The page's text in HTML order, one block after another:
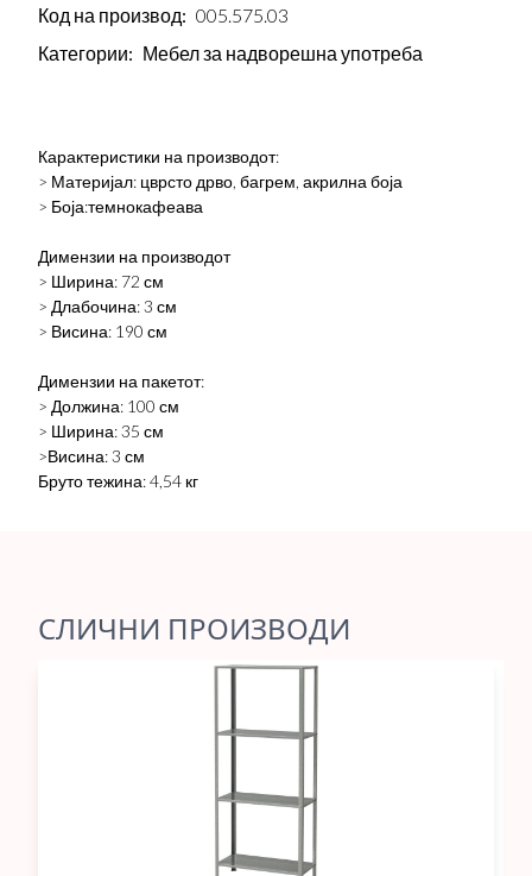
Код на производ: 005.575.03
Категории: Мебел за надворешна употреба
Карактеристики на производот:
> Материјал: цврсто дрво, багрем, акрилна боја
> Боја:темнокафеава
Димензии на производот
> Ширина: 72 см
> Длабочина: 3 см
> Висина: 190 см
Димензии на пакетот:
> Должина: 100 см
> Ширина: 35 см
>Висина: 3 см
Бруто тежина: 4,54 кг
СЛИЧНИ ПРОИЗВОДИ